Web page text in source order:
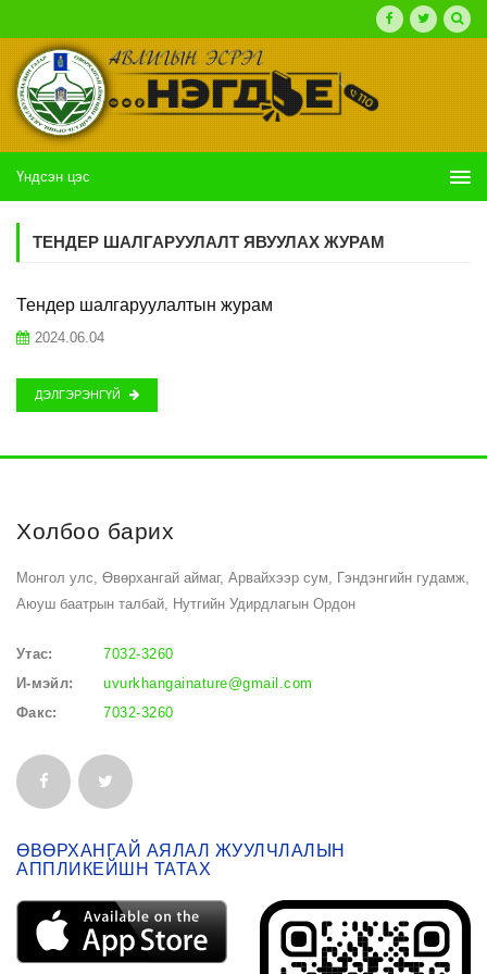
Үндсэн цэс
ТЕНДЕР ШАЛГАРУУЛАЛТ ЯВУУЛАХ ЖУРАМ
Тендер шалгаруулалтын журам
2024.06.04
ДЭЛГЭРЭНГҮЙ
Холбоо барих
Монгол улс, Өвөрхангай аймаг, Арвайхээр сум, Гэндэнгийн гудамж,
Аюуш баатрын талбай, Нутгийн Удирдлагын Ордон
Утас:
7032-3260
И-мэйл:
uvurkhangainature@gmail.com
Факс:
7032-3260
ӨВӨРХАНГАЙ АЯЛАЛ ЖУУЛЧЛАЛЫН
АППЛИКЕЙШН ТАТАХ